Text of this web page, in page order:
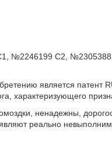
№2246199 С2,
является патент
характеризующего
ненадежны,
реально